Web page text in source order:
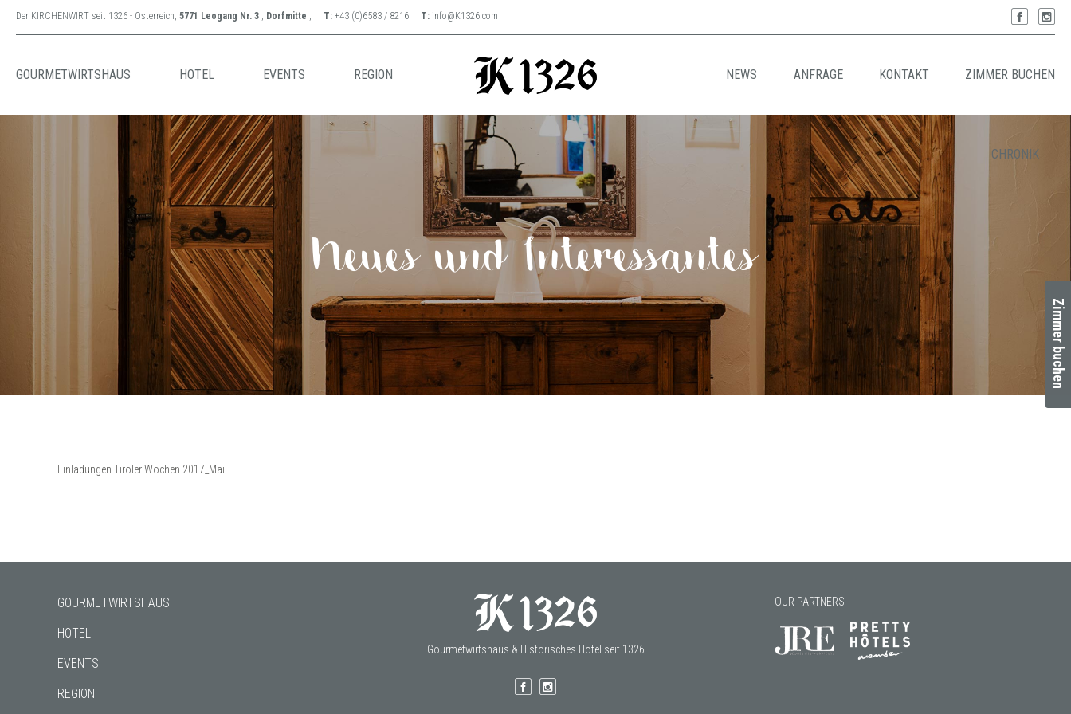
Der KIRCHENWIRT seit 1326 - Österreich, 5771 Leogang Nr. 3 , Dorfmitte , T: +43 (0)6583 / 8216 T: info@K1326.com
GOURMETWIRTSHAUS HOTEL EVENTS REGION ZIMMER BUCHEN
KONTAKT
ANFRAGE
NEWS
CHRONIK
Neues und Interessantes
Einladungen Tiroler Wochen 2017_Mail
GOURMETWIRTSHAUS
HOTEL
EVENTS
REGION
Gourmetwirtshaus & Historisches Hotel seit 1326
OUR PARTNERS
Zimmer buchen